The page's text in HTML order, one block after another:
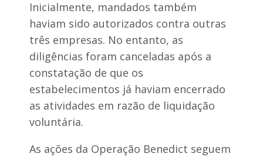
Inicialmente, mandados também
haviam sido autorizados contra outras
três empresas. No entanto, as
diligências foram canceladas após a
constatação de que os
estabelecimentos já haviam encerrado
as atividades em razão de liquidação
voluntária.
As ações da Operação Benedict seguem